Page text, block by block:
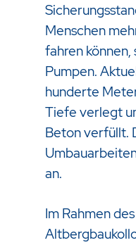
Menschen
fahren
Pumpen.
hunderte
Tiefe verlegt
Beton verfüllt.
an.
Im Rahmen des